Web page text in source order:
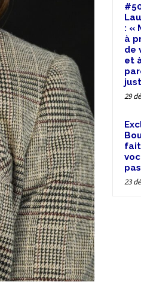
: «
à
de
et
29
23